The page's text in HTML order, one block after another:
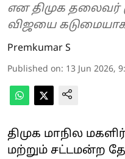
என திமுக தலைவர்
விஜயை கடுமையாக
Premkumar S
Published on: 13 Jun 2026,
திமுக மாநில
மற்றும் சட்டமன்ற